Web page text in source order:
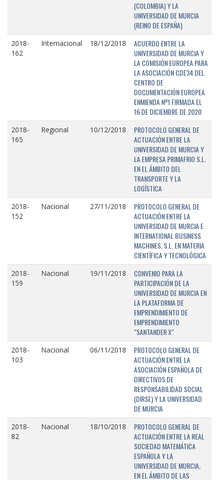
(COLOMBIA) Y LA
UNIVERSIDAD DE MURCIA
(REINO DE ESPAÑA)
2018-
162
Internacional 18/12/2018
ACUERDO ENTRE LA
UNIVERSIDAD DE MURCIA Y
LA COMISIÓN EUROPEA PARA
LA ASOCIACIÓN CDE34 DEL
CENTRO DE
DOCUMENTACIÓN EUROPEA
ENMIENDA Nº1 FIRMADA EL
16 DE DICIEMBRE DE 2020
2018-
165
Regional 10/12/2018
PROTOCOLO GENERAL DE
ACTUACIÓN ENTRE LA
UNIVERSIDAD DE MURCIA Y
LA EMPRESA PRIMAFRIO S.L.
EN EL ÁMBITO DEL
TRANSPORTE Y LA
LOGÍSTICA
2018-
152
Nacional 27/11/2018
PROTOCOLO GENERAL DE
ACTUACIÓN ENTRE LA
UNIVERSIDAD DE MURCIA E
INTERNATIONAL BUSINESS
MACHINES, S.L. EN MATERIA
CIENTÍFICA Y TECNOLÓGICA
2018-
159
Nacional 19/11/2018
CONVENIO PARA LA
PARTICIPACIÓN DE LA
UNIVERSIDAD DE MURCIA EN
LA PLATAFORMA DE
EMPRENDIMIENTO DE
EMPRENDIMIENTO
"SANTANDER X"
2018-
103
Nacional 06/11/2018
PROTOCOLO GENERAL DE
ACTUACIÓN ENTRE LA
ASOCIACIÓN ESPAÑOLA DE
DIRECTIVOS DE
RESPONSABILIDAD SOCIAL
(DIRSE) Y LA UNIVERSIDAD
DE MURCIA
2018-
82
Nacional 18/10/2018
PROTOCOLO GENERAL DE
ACTUACIÓN ENTRE LA REAL
SOCIEDAD MATEMÁTICA
ESPAÑOLA Y LA
UNIVERSIDAD DE MURCIA,
EN EL ÁMBITO DE LAS